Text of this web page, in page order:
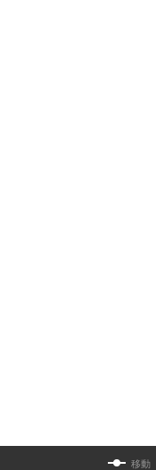
移動